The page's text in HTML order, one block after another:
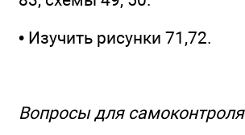
• Изучить рисунки 71,72.
Вопросы для самоконтроля